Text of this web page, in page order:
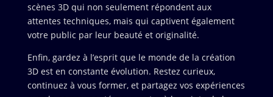
scènes 3D qui non seulement répondent aux
attentes techniques, mais qui captivent également
votre public par leur beauté et originalité.
Enfin, gardez à l’esprit que le monde de la création
3D est en constante évolution. Restez curieux,
continuez à vous former, et partagez vos expériences